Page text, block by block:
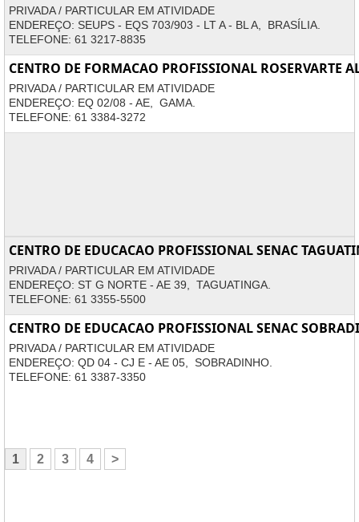
PRIVADA / PARTICULAR EM ATIVIDADE
ENDEREÇO: SEUPS - EQS 703/903 - LT A - BL A, BRASÍLIA.
TELEFONE: 61 3217-8835
CENTRO DE FORMACAO PROFISSIONAL ROSERVARTE
PRIVADA / PARTICULAR EM ATIVIDADE
ENDEREÇO: EQ 02/08 - AE, GAMA.
TELEFONE: 61 3384-3272
CENTRO DE EDUCACAO PROFISSIONAL SENAC
PRIVADA / PARTICULAR EM ATIVIDADE
ENDEREÇO: ST G NORTE - AE 39, TAGUATINGA.
TELEFONE: 61 3355-5500
CENTRO DE EDUCACAO PROFISSIONAL SENAC
PRIVADA / PARTICULAR EM ATIVIDADE
ENDEREÇO: QD 04 - CJ E - AE 05, SOBRADINHO.
TELEFONE: 61 3387-3350
1 2 3 4 >